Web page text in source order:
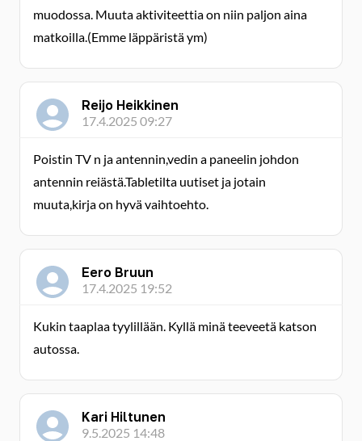
muodossa. Muuta aktiviteettia on niin paljon aina
matkoilla.(Emme läppäristä ym)
Reijo Heikkinen
17.4.2025 09:27
Poistin TV n ja antennin,vedin a paneelin johdon
antennin reiästä.Tabletilta uutiset ja jotain
muuta,kirja on hyvä vaihtoehto.
Eero Bruun
17.4.2025 19:52
Kukin taaplaa tyylillään. Kyllä minä teeveetä katson
autossa.
Kari Hiltunen
9.5.2025 14:48